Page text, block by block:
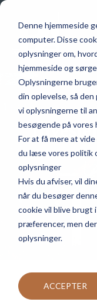
Denne hjemmeside
computer. Disse
oplysninger om,
hjemmeside og
Oplysningerne
din oplevelse, så
vi oplysningerne til
besøgende på vores
For at få mere at
du læse vores politik
oplysninger
Hvis du afviser, vil
når du besøger
cookie vil blive brugt
præferencer, men
oplysninger.
ACCEPTER